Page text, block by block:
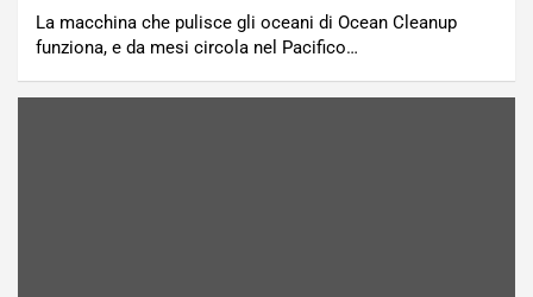
La macchina che pulisce gli oceani di Ocean Cleanup
funziona, e da mesi circola nel Pacifico…